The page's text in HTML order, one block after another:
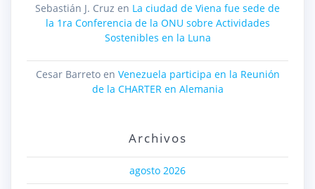
Sebastián J. Cruz en La ciudad de Viena fue sede de
la 1ra Conferencia de la ONU sobre Actividades
Sostenibles en la Luna
Cesar Barretoen Venezuela participa en la Reunión
de la CHARTER en Alemania
Archivos
agosto 2026